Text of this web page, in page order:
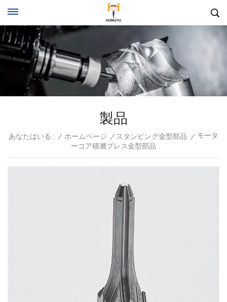
製品
あなたはいる : / ホームページ / スタンピング金型部品 / モータ
ーコア積層プレス金型部品